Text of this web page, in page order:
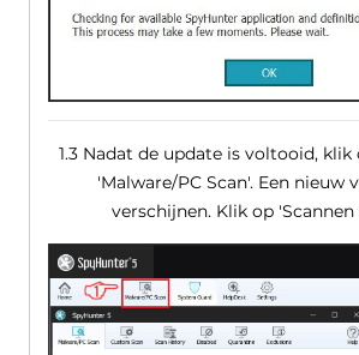
1.3 Nadat de update is voltooid,
'Malware/PC Scan'. Een nieuw
verschijnen. Klik op